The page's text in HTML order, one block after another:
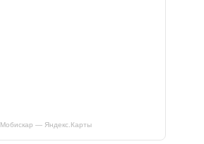
Мобискар — Яндекс.Карты